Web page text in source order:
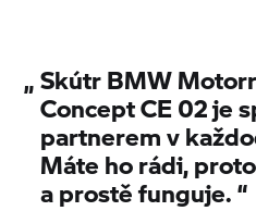
„SkútrBMW
Concept CE 02je
partnerem v
Máte ho rádi,
a prostě funguje.“